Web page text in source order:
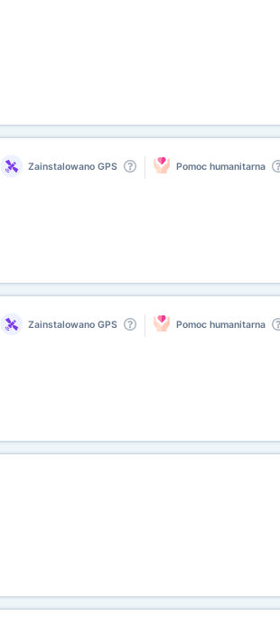
Zainstalowano GPS Pomoc humanitarna
Zainstalowano GPS Pomoc humanitarna